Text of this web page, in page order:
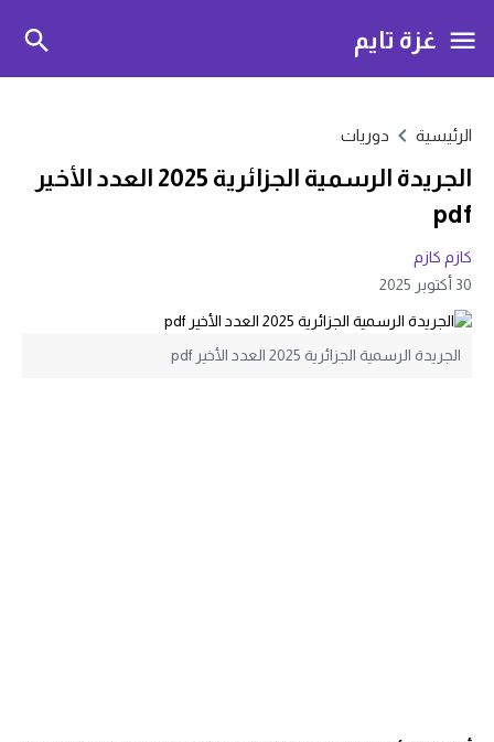
غزة تايم
الرئيسية دوريات
الجريدة الرسمية الجزائرية 2025 العدد الأخير
pdf
كازم كازم
30 أكتوبر 2025
الجريدة الرسمية الجزائرية 2025 العدد الأخير pdf